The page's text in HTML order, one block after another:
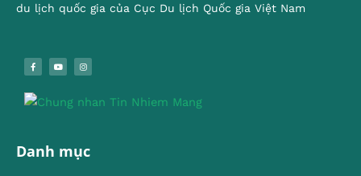
du lịch quốc gia của Cục Du lịch Quốc gia Việt Nam
Danh mục